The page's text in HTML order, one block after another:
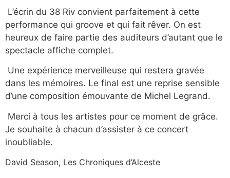
L’écrin du 38 Riv convient parfaitement à cette
performance qui groove et qui fait rêver. On est
heureux de faire partie des auditeurs d’autant que le
spectacle affiche complet.
Une expérience merveilleuse qui restera gravée
dans les mémoires. Le final est une reprise sensible
d’une composition émouvante de Michel Legrand.
Merci à tous les artistes pour ce moment de grâce.
Je souhaite à chacun d’assister à ce concert
inoubliable.
David Season, Les Chroniques d’Alceste